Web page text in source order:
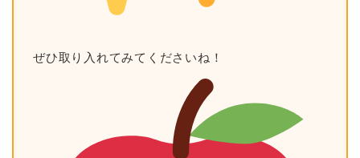
ぜひ取り入れてみてくださいね！